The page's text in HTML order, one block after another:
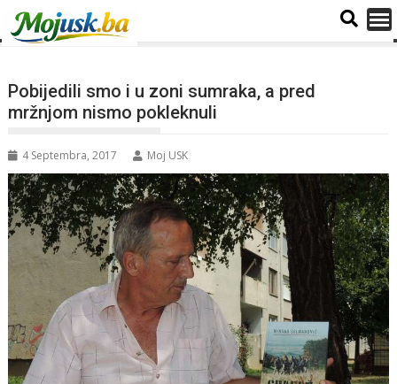
Pobijedili smo i u zoni sumraka, a pred
mržnjom nismo pokleknuli
4 Septembra, 2017 Moj USK